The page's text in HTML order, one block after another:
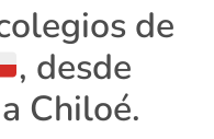
de
, desde
Chiloé.